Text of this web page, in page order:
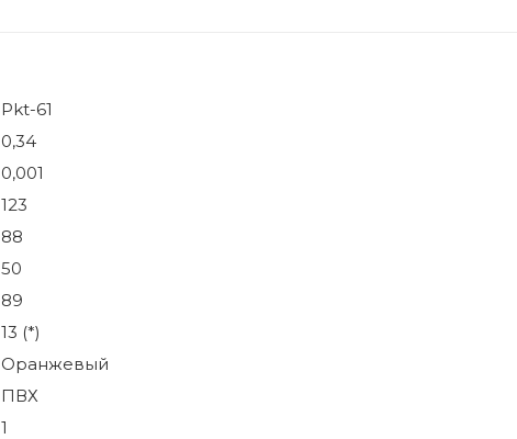
Pkt-61
0,34
0,001
123
88
50
89
13 (*)
Оранжевый
ПВХ
1